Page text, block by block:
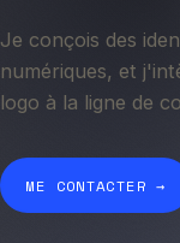
Je conçois des
numériques, et
logo à la ligne de
ME CONTACTER →